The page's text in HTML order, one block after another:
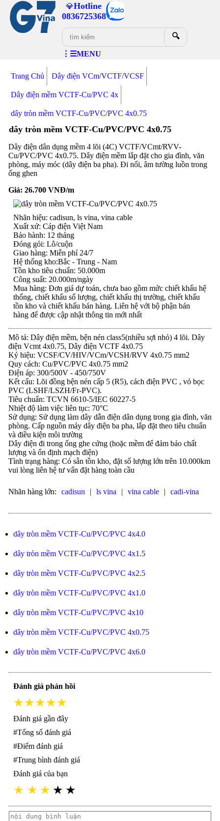
💎Hotline
0836725368
🔍
⋮☰MENU
Trang Chủ Dây điện VCm/VCTF/VCSF
Dây điện mềm VCTF-Cu/PVC 4x
dây tròn mềm VCTF-Cu/PVC/PVC 4x0.75
dây tròn mềm VCTF-Cu/PVC/PVC 4x0.75
Dây điện dân dụng mềm 4 lõi (4C) VCTF/VCmt/RVV-
Cu/PVC/PVC 4x0.75. Dây điện mềm lắp đặt cho gia đình, văn
phòng, máy móc (dây điện ba pha). Đi nổi, âm tường luồn trong
ống ghen
Giá: 26.700VNĐ/m
Nhãn hiệu: cadisun, ls vina, vina cable
Xuất xứ: Cáp điện Việt Nam
Bảo hành: 12 tháng
Đóng gói: Lô/cuộn
Giao hàng: Miễn phí 24/7
Hệ thống kho:Bắc - Trung - Nam
Tồn kho tiêu chuẩn: 50.000m
Công suất: 20.000m/ngày
Mua hàng: Đơn giá dự toán, chưa bao gồm mức chiết khấu hệ
thống, chiết khấu số lượng, chiết khấu thị trường, chiết khấu
tồn kho và chiết khấu bán hàng. Liên hệ với bộ phận bán
hàng để được cập nhật thông tin mới nhất
Mô tả: Dây điện mềm, bện nén class5(nhiều sợi nhỏ) 4 lõi. Dây
điện Vcmt 4x0.75, Dây điện VCTF 4x0.75
Ký hiệu: VCSF/CV/HIV/VCm/VCSH/RVV 4x0.75 mm2
Quy cách: Cu/PVC/PVC 4x0.75 mm2
Điện áp: 300/500V - 450/750V
Kết cấu: Lõi đồng bện nén cấp 5 (R5), cách điện PVC , vỏ bọc
PVC (LSHF/LSZH/Fr-PVC).
Tiêu chuẩn: TCVN 6610-5/IEC 60227-5
Nhiệt độ làm việc liên tục: 70°C
Sử dụng: Sử dụng làm dây dẫn điện dân dụng trong gia đình, văn
phòng. Cấp nguồn máy dây điện ba pha, lắp đặt theo tiêu chuẩn
và điều kiện môi trường
Dây điện đi trong ống ghe cứng (hoặc mềm để đảm bảo chất
lượng và ổn định mạch điện)
Tình trạng hàng: Có sẵn tồn kho, đặt số lượng lớn trên 10.000km
vui lòng liên hệ tư vấn đặt hàng toàn cầu
Nhãn hàng lớn: cadisun | ls vina | vina cable | cadi-vina
dây tròn mềm VCTF-Cu/PVC/PVC 4x4.0
dây tròn mềm VCTF-Cu/PVC/PVC 4x1.5
dây tròn mềm VCTF-Cu/PVC/PVC 4x2.5
dây tròn mềm VCTF-Cu/PVC/PVC 4x1.0
dây tròn mềm VCTF-Cu/PVC/PVC 4x10
dây tròn mềm VCTF-Cu/PVC/PVC 4x0.75
dây tròn mềm VCTF-Cu/PVC/PVC 4x6.0
Đánh giá phản hồi
★★★★★
Đánh giá gần đây
#Tổng số đánh giá
#Điểm đánh giá
#Trung bình đánh giá
Đánh giá của bạn
★ ★ ★ ★ ★